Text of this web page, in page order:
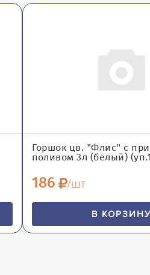
Горшок цв. "Флис" с
поливом 3л (белый)
186 /шт
В КОРЗИНУ